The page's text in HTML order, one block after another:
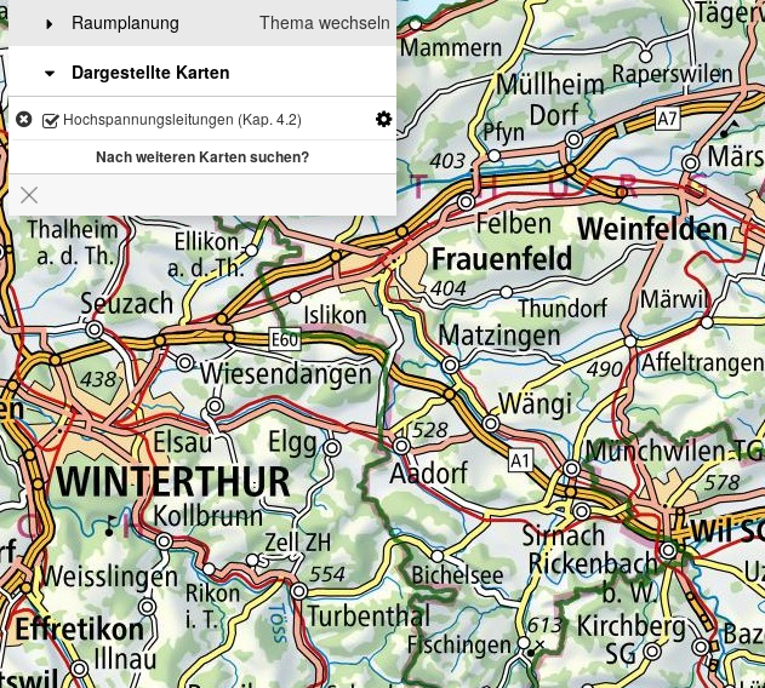
Thema wechseln
Raumplanung
Dargestellte Karten
Hochspannungsleitungen (Kap. 4.2)
Nach weiteren Karten suchen?